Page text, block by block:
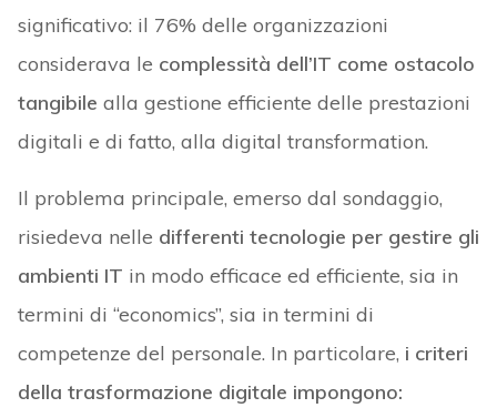
significativo: il 76% delle organizzazioni
considerava le complessità dell’IT come ostacolo
tangibile alla gestione efficiente delle prestazioni
digitali e di fatto, alla digital transformation.
Il problema principale, emerso dal sondaggio,
risiedeva nelle differenti tecnologie per gestire gli
ambienti IT in modo efficace ed efficiente, sia in
termini di “economics”, sia in termini di
competenze del personale. In particolare, i criteri
della trasformazione digitale impongono: